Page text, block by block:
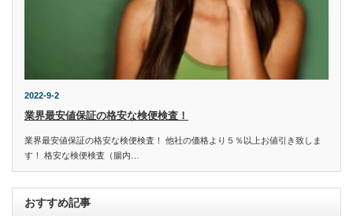
2022-9-2
業界最安値保証の格安な検便検査！
業界最安値保証の格安な検便検査！ 他社の価格より５％以上お値引き致しま
す！ 格安な検便検査（腸内…
おすすめ記事